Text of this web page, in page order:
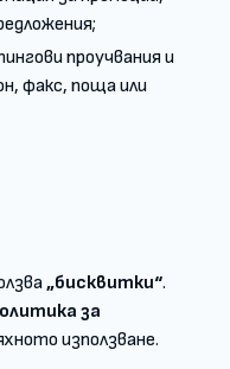
проучвания и
факс, поща или
„бисквитки“.
за
използване.